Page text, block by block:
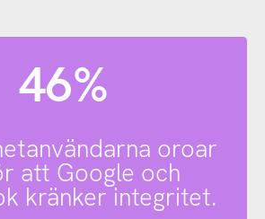
46%
oroar
att Google och
kränker integritet.